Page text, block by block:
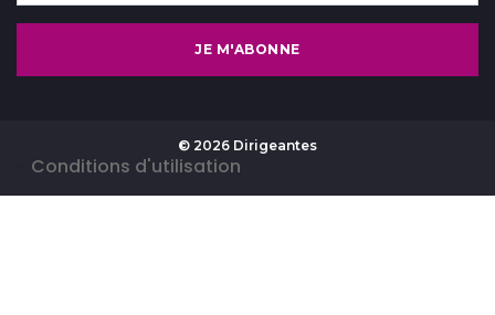
JE M'ABONNE
© 2026 Dirigeantes
Conditions d'utilisation